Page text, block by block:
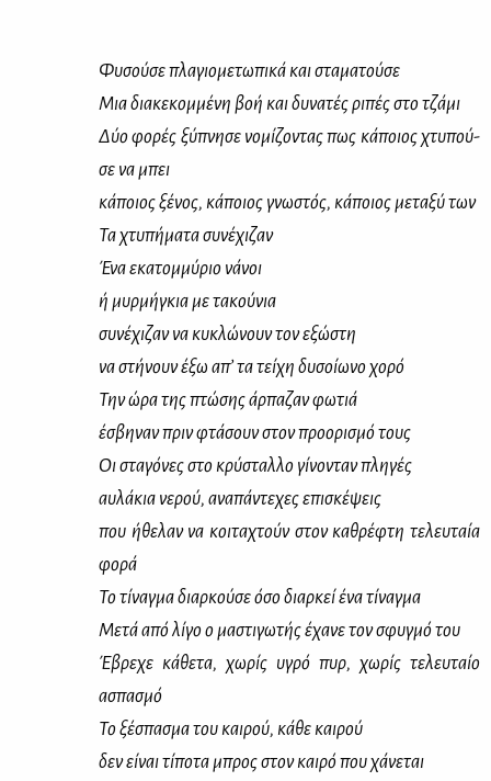
Φυ­σού­σε πλα­γιο­με­τω­πι­κά και στα­μα­τού­σε
Μια δια­κε­κομ­μέ­νη βοή και δυ­να­τές ρι­πές στο τζά­μι
Δύο φο­ρές ξύ­πνη­σε νο­μί­ζο­ντας πως κά­ποιος χτυ­πού­
σε να μπει
κά­ποιος ξέ­νος, κά­ποιος γνω­στός, κά­ποιος με­τα­ξύ των
Τα χτυ­πή­μα­τα συ­νέ­χι­ζαν
Ένα εκα­τομ­μύ­ριο νά­νοι
ή μυρ­μή­γκια με τα­κού­νια
συ­νέ­χι­ζαν να κυ­κλώ­νουν τον εξώ­στη
να στή­νουν έξω απ’ τα τεί­χη δυ­σοί­ω­νο χο­ρό
Την ώρα της πτώ­σης άρ­πα­ζαν φω­τιά
έσβη­ναν πριν φτά­σουν στον προ­ο­ρι­σμό τους
Οι στα­γό­νες στο κρύ­σταλ­λο γί­νο­νταν πλη­γές
αυ­λά­κια νε­ρού, ανα­πά­ντε­χες επι­σκέ­ψεις
που ήθε­λαν να κοι­τα­χτούν στον κα­θρέ­φτη τε­λευ­ταία
φο­ρά
Το τί­ναγ­μα διαρ­κού­σε όσο διαρ­κεί ένα τί­ναγ­μα
Με­τά από λί­γο ο μα­στι­γω­τής έχα­νε τον σφυγ­μό του
Έβρε­χε κά­θε­τα, χω­ρίς υγρό πυρ, χω­ρίς τε­λευ­ταίο
ασπα­σμό
Το ξέ­σπα­σμα του και­ρού, κά­θε και­ρού
δεν εί­ναι τί­πο­τα μπρος στον και­ρό που χά­νε­ται